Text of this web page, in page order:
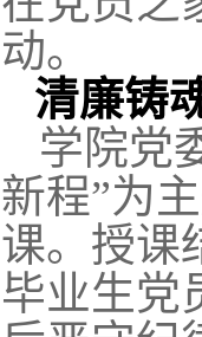
动。
清廉铸
学院党
新程”为
课。授课
毕业生党